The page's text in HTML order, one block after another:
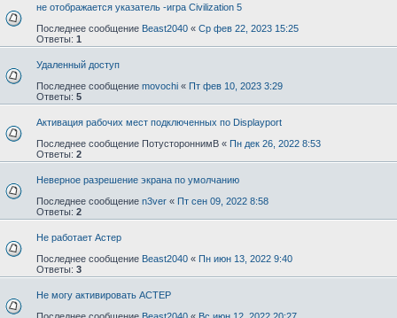
не отображается указатель -игра Civilization 5
Последнее сообщение Beast2040 « Ср фев 22, 2023 15:25
Ответы: 1
Удаленный доступ
Последнее сообщение movochi « Пт фев 10, 2023 3:29
Ответы: 5
Активация рабочих мест подключенных по Displayport
Последнее сообщение ПотустороннимВ « Пн дек 26, 2022 8:53
Ответы: 2
Неверное разрешение экрана по умолчанию
Последнее сообщение n3ver « Пт сен 09, 2022 8:58
Ответы: 2
Не работает Астер
Последнее сообщение Beast2040 « Пн июн 13, 2022 9:40
Ответы: 3
Не могу активировать АСТЕР
Последнее сообщение Beast2040 « Вс июн 12, 2022 20:27